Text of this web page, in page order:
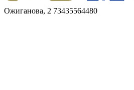
Ожиганова, 2 73435564480